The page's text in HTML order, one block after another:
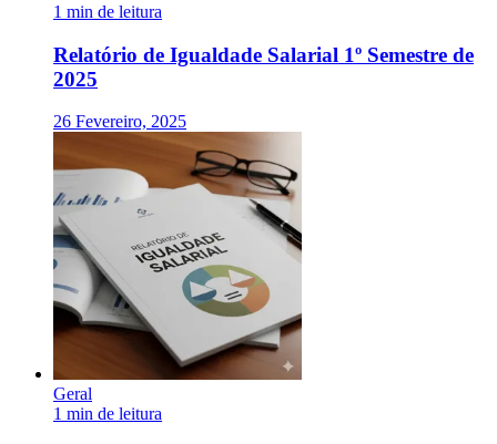
1 min de leitura
Relatório de Igualdade Salarial 1º Semestre de
2025
26 Fevereiro, 2025
Geral
1 min de leitura